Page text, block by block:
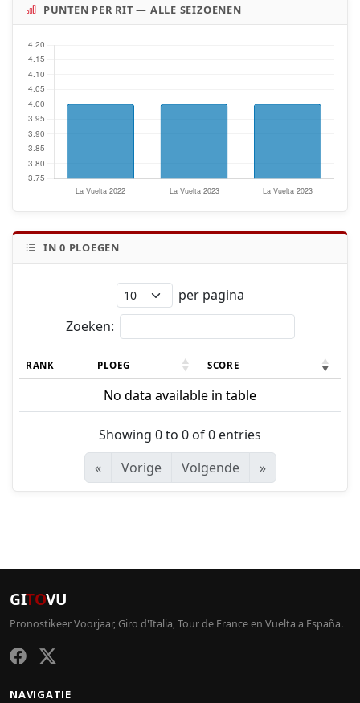
PUNTEN PER RIT — ALLE SEIZOENEN
IN0 PLOEGEN
per pagina
Zoeken:
RANK PLOEG SCORE
No data available in table
Showing 0 to 0 of 0 entries
«
Vorige Volgende »
GITOVU
Pronostikeer Voorjaar, Giro d'Italia, Tour de France en Vuelta a España.
NAVIGATIE